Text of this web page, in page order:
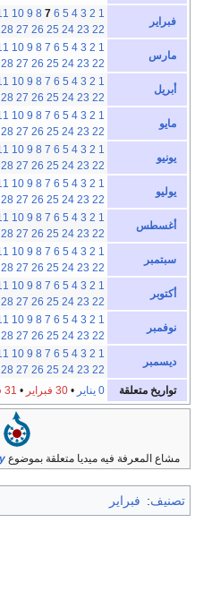
فبراير
1
2
3
4
5
6
7
8
9
10
22
23
24
25
26
27
28
مارس
1
2
3
4
5
6
7
8
9
10
22
23
24
25
26
27
28
أبريل
1
2
3
4
5
6
7
8
9
10
22
23
24
25
26
27
28
مايو
1
2
3
4
5
6
7
8
9
10
22
23
24
25
26
27
28
يونيو
1
2
3
4
5
6
7
8
9
10
22
23
24
25
26
27
28
يوليو
1
2
3
4
5
6
7
8
9
10
22
23
24
25
26
27
28
أغسطس
1
2
3
4
5
6
7
8
9
10
22
23
24
25
26
27
28
سبتمبر
1
2
3
4
5
6
7
8
9
10
22
23
24
25
26
27
28
أكتوبر
1
2
3
4
5
6
7
8
9
10
22
23
24
25
26
27
28
نوفمبر
1
2
3
4
5
6
7
8
9
10
22
23
24
25
26
27
28
ديسمبر
1
2
3
4
5
6
7
8
9
10
22
23
24
25
26
27
28
تواريخ متعلقة
0 يناير •30 فبراير • 31 فبراير
مشاع المعرفة فيه ميديا متعلقة بموضوع
تصنيف: فبراير